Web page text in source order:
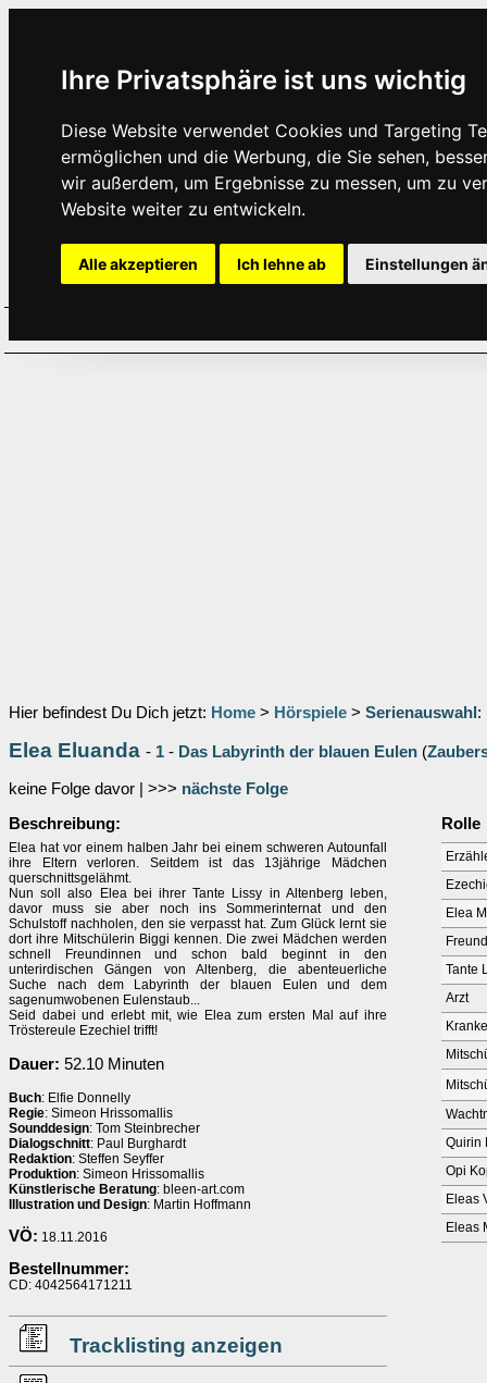
Ihre Privatsphäre ist uns wichtig
Diese Website verwendet Cookies und Targeting
ermöglichen und die Werbung, die Sie sehen,
wir außerdem, um Ergebnisse zu messen, um zu
Website weiter zu entwickeln.
Alle akzeptieren Ich lehne ab Einstellungen
Hier befindest Du Dich jetzt: Home > Hörspiele > Serienauswahl :
Elea Eluanda - 1 - Das Labyrinth der blauen Eulen (
keine Folge davor | >>> nächste Folge
Beschreibung:
Elea hat vor einem halben Jahr bei einem schweren Autounfall
ihre Eltern verloren. Seitdem ist das 13jährige Mädchen
querschnittsgelähmt.
Nun soll also Elea bei ihrer Tante Lissy in Altenberg leben,
davor muss sie aber noch ins Sommerinternat und den
Schulstoff nachholen, den sie verpasst hat. Zum Glück lernt sie
dort ihre Mitschülerin Biggi kennen. Die zwei Mädchen werden
schnell Freundinnen und schon bald beginnt in den
unterirdischen Gängen von Altenberg, die abenteuerliche
Suche nach dem Labyrinth der blauen Eulen und dem
sagenumwobenen Eulenstaub...
Seid dabei und erlebt mit, wie Elea zum ersten Mal auf ihre
Tröstereule Ezechiel trifft!
Dauer: 52.10 Minuten
Buch: Elfie Donnelly
Regie: Simeon Hrissomallis
Sounddesign: Tom Steinbrecher
Dialogschnitt: Paul Burghardt
Redaktion: Steffen Seyffer
Produktion: Simeon Hrissomallis
Künstlerische Beratung: bleen-art.com
Illustration und Design: Martin Hoffmann
VÖ: 18.11.2016
Bestellnummer:
CD: 4042564171211
Tracklisting anzeigen
Rolle
Elea
Tante
Arzt
Quirin
Opi
Eleas
Eleas